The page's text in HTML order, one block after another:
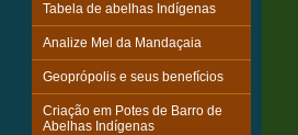
Tabela de abelhas Indígenas
Analize Mel da Mandaçaia
Geoprópolis e seus benefícios
Criação em Potes de Barro de
Abelhas Indígenas